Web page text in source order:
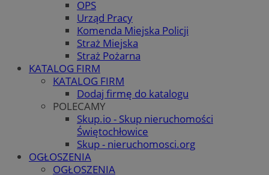
OPS
Urząd Pracy
Komenda Miejska Policji
Straż Miejska
Straż Pożarna
KATALOG FIRM
KATALOG FIRM
Dodaj firmę do katalogu
POLECAMY
Skup.io - Skup nieruchomości
Świętochłowice
Skup - nieruchomosci.org
OGŁOSZENIA
OGŁOSZENIA